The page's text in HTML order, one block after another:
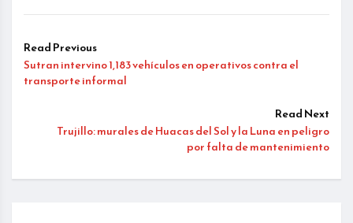
Read Previous
Sutran intervino 1,183 vehículos en operativos contra el
transporte informal
Read Next
Trujillo: murales de Huacas del Sol y la Luna en peligro
por falta de mantenimiento